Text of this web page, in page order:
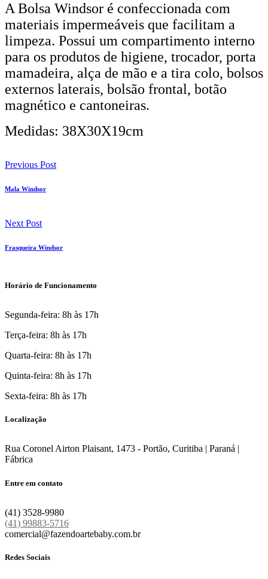
A Bolsa Windsor é confeccionada com
materiais impermeáveis que facilitam a
limpeza. Possui um compartimento interno
para os produtos de higiene, trocador, porta
mamadeira, alça de mão e a tira colo, bolsos
externos laterais, bolsão frontal, botão
magnético e cantoneiras.
Medidas: 38X30X19cm
Previous Post
Mala Windsor
Next Post
Frasqueira Windsor
Horário de Funcionamento
Segunda-feira: 8h às 17h
Terça-feira: 8h às 17h
Quarta-feira: 8h às 17h
Quinta-feira: 8h às 17h
Sexta-feira: 8h às 17h
Localização
Rua Coronel Airton Plaisant, 1473 - Portão, Curitiba | Paraná |
Fábrica
Entre em contato
(41) 3528-9980
(41) 99883-5716
comercial@fazendoartebaby.com.br
Redes Sociais